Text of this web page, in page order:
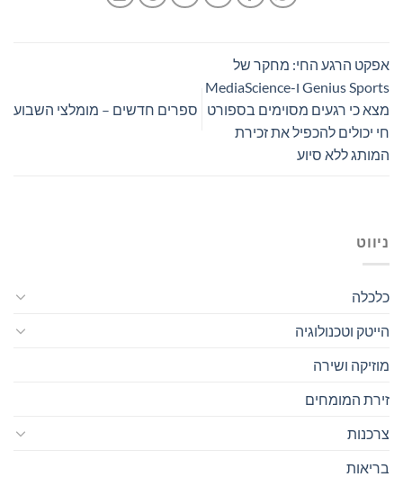
אפקט הרגע החי: מחקר של
Genius Sports ו-MediaScience
מצא כי רגעים מסוימים בספורט
חי יכולים להכפיל את זכירת
המותג ללא סיוע
ספרים חדשים – מומלצי השבוע
ניווט
כלכלה
הייטק וטכנולוגיה
מוזיקה ושירה
זירת המומחים
צרכנות
בריאות